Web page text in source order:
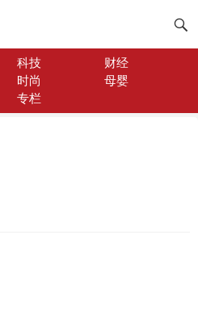
科技
财经
时尚
母婴
专栏